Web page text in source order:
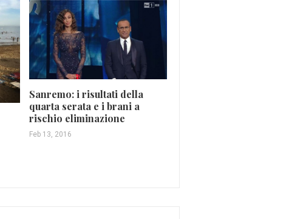
Sanremo: i risultati della
quarta serata e i brani a
rischio eliminazione
Feb 13, 2016